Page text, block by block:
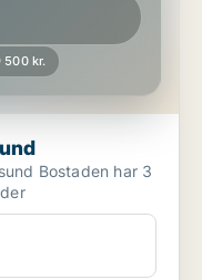
500 kr.
har 3